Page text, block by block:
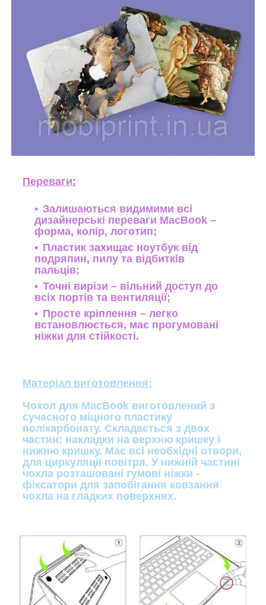
Переваги:
Залишаються видимими всі
дизайнерські переваги MacBook –
форма, колір, логотип;
Пластик захищає ноутбук від
подряпин, пилу та відбитків
пальців;
Точні вирізи – вільний доступ до
всіх портів та вентиляції;
Просте кріплення – легко
встановлюється, має прогумовані
ніжки для стійкості.
Матеріал виготовлення:
Чохол для MacBook виготовлений з
сучасного міцного пластику
полікарбонату. Складається з двох
частин: накладки на верхню кришку і
нижню кришку. Має всі необхідні отвори,
для циркуляції повітря. У нижній частині
чохла розташовані гумові ніжки -
фіксатори для запобігання ковзання
чохла на гладких поверхнях.